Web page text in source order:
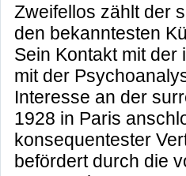
Zweifellos zählt der
den bekanntesten
Sein Kontakt mit der
mit der
Interesse an der
1928 in Paris
konsequentester
befördert durch die